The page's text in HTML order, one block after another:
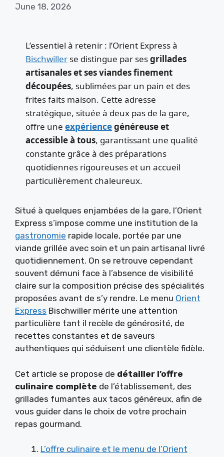
June 18, 2026
L’essentiel à retenir : l’Orient Express à
Bischwiller se distingue par sesgrillades
artisanales et ses viandes finement
découpées, sublimées par un pain et des
frites faits maison. Cette adresse
stratégique, située à deux pas de la gare,
offre uneexpériencegénéreuse et
accessible à tous, garantissant une qualité
constante grâce à des préparations
quotidiennes rigoureuses et un accueil
particulièrement chaleureux.
Situé à quelques enjambées de la gare, l’Orient
Express s’impose comme une institution de la
gastronomie rapide locale, portée par une
viande grillée avec soin et un pain artisanal livré
quotidiennement. On se retrouve cependant
souvent démuni face à l’absence de visibilité
claire sur la composition précise des spécialités
proposées avant de s’y rendre. Le menu Orient
Express Bischwiller mérite une attention
particulière tant il recèle de générosité, de
recettes constantes et de saveurs
authentiques qui séduisent une clientèle fidèle.
Cet article se propose de détailler l’offre
culinaire complète de l’établissement, des
grillades fumantes aux tacos généreux, afin de
vous guider dans le choix de votre prochain
repas gourmand.
L’offre culinaire et le menu de l’Orient